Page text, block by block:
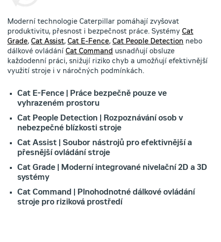
Moderní technologie Caterpillar pomáhají zvyšovat
produktivitu, přesnost i bezpečnost práce. Systémy Cat
Grade, Cat Assist, Cat E-Fence, Cat People Detection nebo
dálkové ovládání Cat Command usnadňují obsluze
každodenní práci, snižují riziko chyb a umožňují efektivnější
využití stroje i v náročných podmínkách.
Cat E-Fence | Práce bezpečně pouze ve
vyhrazeném prostoru
Cat People Detection | Rozpoznávání osob v
nebezpečné blízkosti stroje
Cat Assist | Soubor nástrojů pro efektivnější a
přesnější ovládání stroje
Cat Grade | Moderní integrované nivelační 2D a 3D
systémy
Cat Command | Plnohodnotné dálkové ovládání
stroje pro riziková prostředí